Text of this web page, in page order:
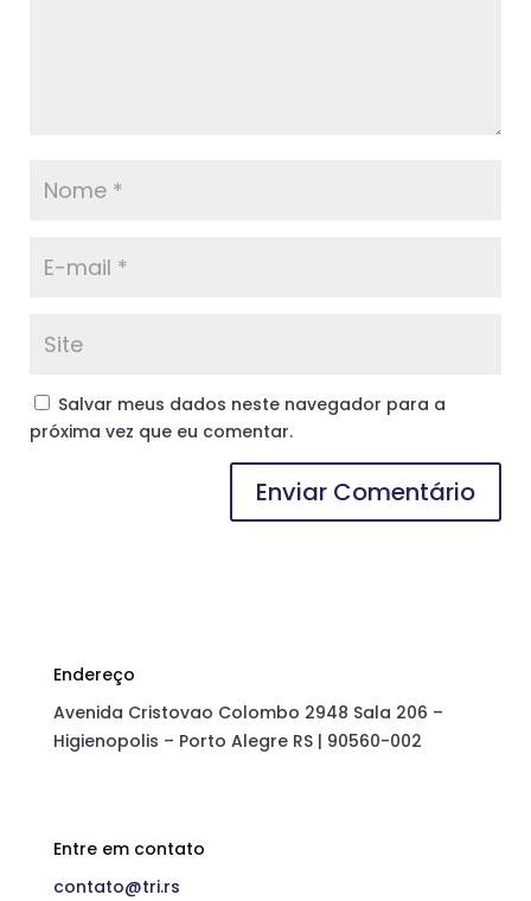
Salvar meus dados neste navegador para a
próxima vez que eu comentar.
Endereço
Avenida Cristovao Colombo 2948 Sala 206 –
Higienopolis – Porto Alegre RS | 90560-002
Entre em contato
contato@tri.rs